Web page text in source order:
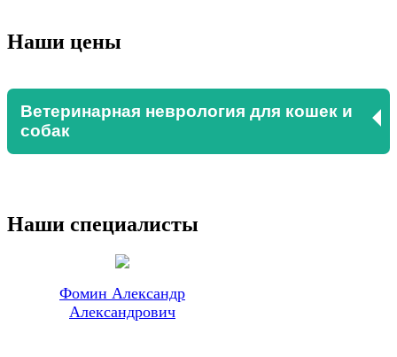
Наши цены
Ветеринарная неврология для кошек и
собак
Наши специалисты
Фомин Александр
Александрович